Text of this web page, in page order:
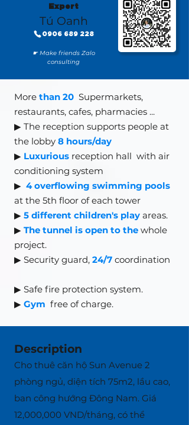
Expert
Tú Oanh
0906 689 228
☛ Make friends Zalo
consulting
More than 20 Supermarkets,
restaurants, cafes, pharmacies ...
▶ The reception supports people at
the lobby 8 hours/day
▶ Luxurious reception hall with air
conditioning system
▶ 4 overflowing swimming pools
at the 5th floor of each tower
▶ 5 different children's play areas.
▶ The tunnel is open to the whole
project.
▶ Security guard, 24/7 coordination
▶ Safe fire protection system.
▶ Gym free of charge.
Description
Cho thuê căn hộ Sun Avenue 2
phòng ngủ, diện tích 75m2, lầu cao,
ban công hướng Đông Nam. Giá
12,000,000 VND/tháng, có thể